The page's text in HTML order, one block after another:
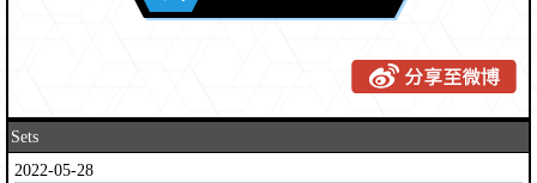
Sets
2022-05-28